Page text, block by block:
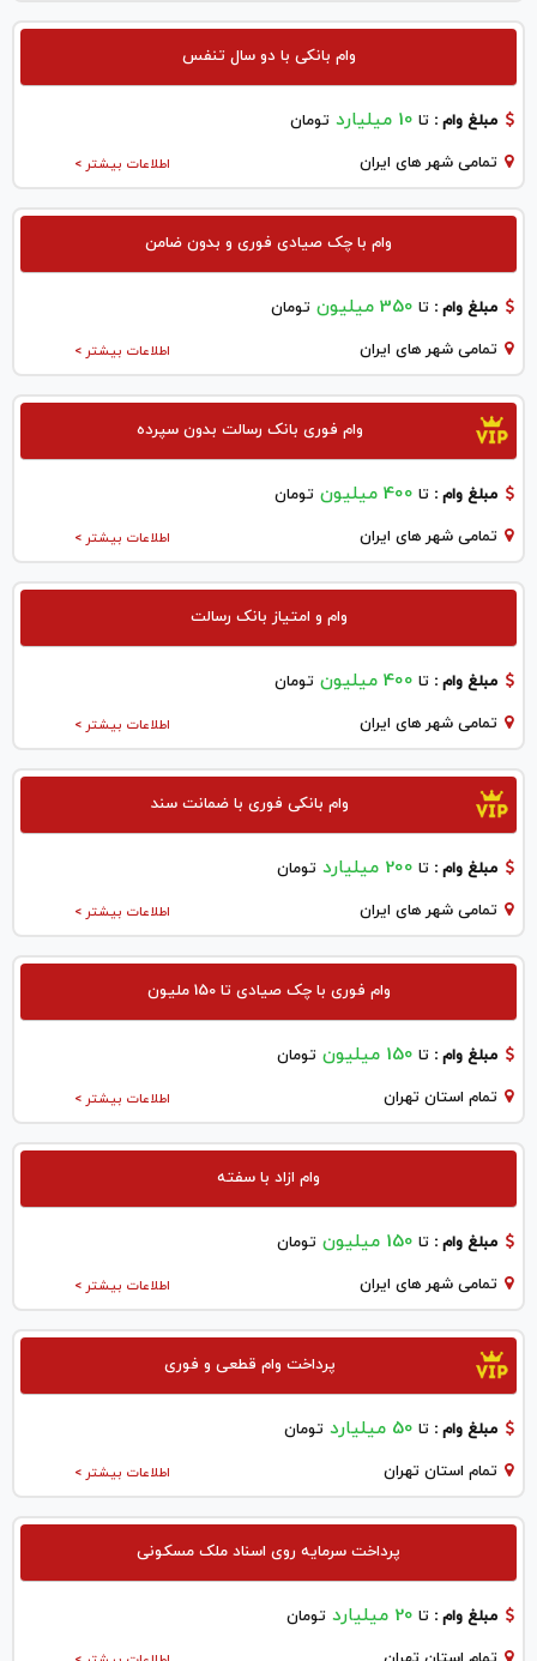
وام بانکی با دو سال تنفس
مبلغ وام : تا 10 میلیارد تومان
اطلاعات بیشتر > تمامی شهر های ایران
وام با چک صیادی فوری و بدون ضامن
مبلغ وام : تا 350 میلیون تومان
اطلاعات بیشتر > تمامی شهر های ایران
وام فوری بانک رسالت بدون سپرده
مبلغ وام : تا 400 میلیون تومان
اطلاعات بیشتر > تمامی شهر های ایران
وام و امتیاز بانک رسالت
مبلغ وام : تا 400 میلیون تومان
اطلاعات بیشتر > تمامی شهر های ایران
وام بانکی فوری با ضمانت سند
مبلغ وام : تا 200 میلیارد تومان
اطلاعات بیشتر > تمامی شهر های ایران
وام فوری با چک صیادی تا 150 ملیون
مبلغ وام : تا 150 میلیون تومان
اطلاعات بیشتر > تمام استان تهران
وام ازاد با سفته
مبلغ وام : تا 150 میلیون تومان
اطلاعات بیشتر > تمامی شهر های ایران
پرداخت وام قطعی و فوری
مبلغ وام : تا 50 میلیارد تومان
اطلاعات بیشتر > تمام استان تهران
پرداخت سرمایه روی اسناد ملک مسکونی
مبلغ وام : تا 20 میلیارد تومان